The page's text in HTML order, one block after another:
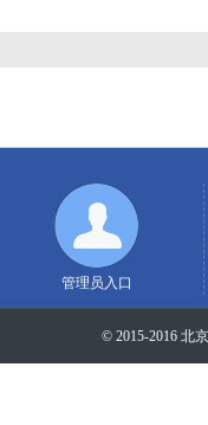
管理员入口
© 2015-2016